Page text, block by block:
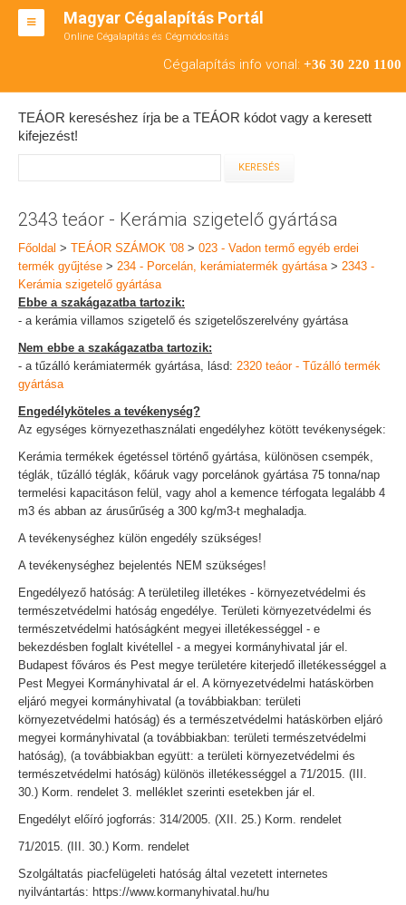
Magyar Cégalapítás Portál
Online Cégalapítás és Cégmódosítás
Cégalapítás info vonal: +36 30 220 1100
BT ALAPÍTÁS
RT ALAPÍTÁS
TEÁOR SZÁMOK '08
ENGEDÉLYKÖTELES
KAPCSOLAT
IRODÁK
TEÁOR kereséshez írja be a TEÁOR kódot vagy a keresett
kifejezést!
2343 teáor - Kerámia szigetelő gyártása
Főoldal > TEÁOR SZÁMOK '08 > 023 - Vadon termő egyéb erdei
termék gyűjtése > 234 - Porcelán, kerámiatermék gyártása> 2343 -
Kerámia szigetelő gyártása
Ebbe a szakágazatba tartozik:
- a kerámia villamos szigetelő és szigetelőszerelvény gyártása
Nem ebbe a szakágazatba tartozik:
- a tűzálló kerámiatermék gyártása, lásd: 2320 teáor - Tűzálló termék
gyártása
Engedélyköteles a tevékenység?
Az egységes környezethasználati engedélyhez kötött tevékenységek:
Kerámia termékek égetéssel történő gyártása, különösen csempék,
téglák, tűzálló téglák, kőáruk vagy porcelánok gyártása 75 tonna/nap
termelési kapacitáson felül, vagy ahol a kemence térfogata legalább 4
m3 és abban az árusűrűség a 300 kg/m3-t meghaladja.
A tevékenységhez külön engedély szükséges!
A tevékenységhez bejelentés NEM szükséges!
Engedélyező hatóság: A területileg illetékes - környezetvédelmi és
természetvédelmi hatóság engedélye. Területi környezetvédelmi és
természetvédelmi hatóságként megyei illetékességgel - e
bekezdésben foglalt kivétellel - a megyei kormányhivatal jár el.
Budapest főváros és Pest megye területére kiterjedő illetékességgel a
Pest Megyei Kormányhivatal ár el. A környezetvédelmi hatáskörben
eljáró megyei kormányhivatal (a továbbiakban: területi
környezetvédelmi hatóság) és a természetvédelmi hatáskörben eljáró
megyei kormányhivatal (a továbbiakban: területi természetvédelmi
hatóság), (a továbbiakban együtt: a területi környezetvédelmi és
természetvédelmi hatóság) különös illetékességgel a 71/2015. (III.
30.) Korm. rendelet 3. melléklet szerinti esetekben jár el.
Engedélyt előíró jogforrás: 314/2005. (XII. 25.) Korm. rendelet
71/2015. (III. 30.) Korm. rendelet
Szolgáltatás piacfelügeleti hatóság által vezetett internetes
nyilvántartás: https://www.kormanyhivatal.hu/hu